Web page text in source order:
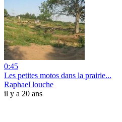
0:45
Les petites motos dans la prairie...
Raphael louche
il y a 20 ans